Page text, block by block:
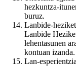
hezkuntza-
buruz.
Lanbide-
Lanbide
lehentasunen
kontuan izanda.
Lan-